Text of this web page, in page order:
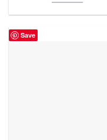
Save